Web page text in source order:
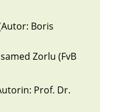
Boris
Zorlu (FvB
Prof. Dr.